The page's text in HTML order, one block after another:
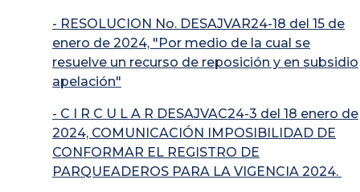
- RESOLUCION No. DESAJVAR24-18 del 15 de
enero de 2024, "Por medio de la cual se
resuelve un recurso de reposición y en subsidio
apelación"
- C I R C U L A R DESAJVAC24-3 del 18 enero de
2024, COMUNICACIÓN IMPOSIBILIDAD DE
CONFORMAR EL REGISTRO DE
PARQUEADEROS PARA LA VIGENCIA 2024.